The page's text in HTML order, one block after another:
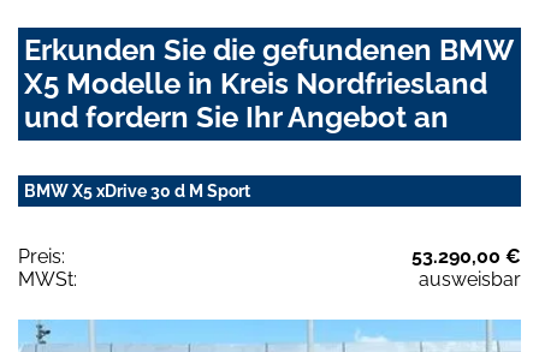
Erkunden Sie die gefundenen BMW
X5 Modelle in Kreis Nordfriesland
und fordern Sie Ihr Angebot an
BMW X5 xDrive 30 d M Sport
Preis:
53.290,00 €
MWSt:
ausweisbar